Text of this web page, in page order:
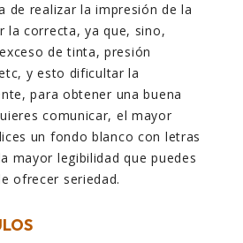
de realizar la impresión de la
la correcta, ya que, sino,
de tinta, presión
y esto dificultar la
para obtener una buena
comunicar, el mayor
un fondo blanco con letras
mayor legibilidad que puedes
ofrecer seriedad.